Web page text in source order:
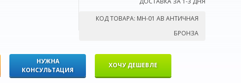
КОД ТОВАРА: MH-01 AB АНТИЧНАЯ
БРОНЗА
НУЖНА
КОНСУЛЬТАЦИЯ
ХОЧУ ДЕШЕВЛЕ